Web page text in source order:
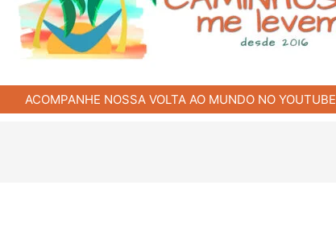
ACOMPANHE NOSSA VOLTA AO MUNDO NO YOUTUBE